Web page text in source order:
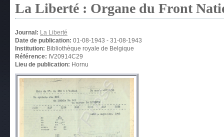
La Liberté : Organe du Front
Journal: La Liberté
Date de publication: 01-08-1943 - 31-08-1943
Institution: Bibliothèque royale de Belgique
Référence: IV20914C29
Lieu de publication: Hornu